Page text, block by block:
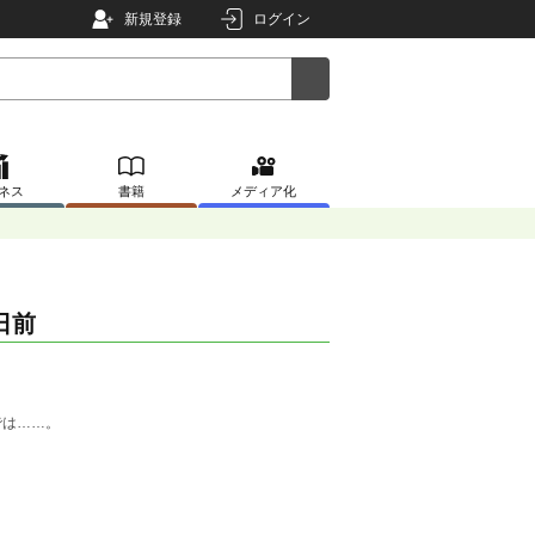
新規登録 ログイン
ス 書籍 メディア化
前
は……。